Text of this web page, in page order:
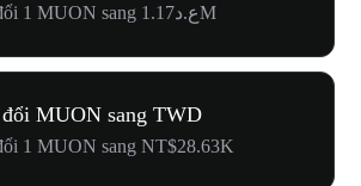
chuyển đổi 1 MUON sang ع.د1.17M
đổi MUON sang TWD
1 MUON sang NT$28.63K